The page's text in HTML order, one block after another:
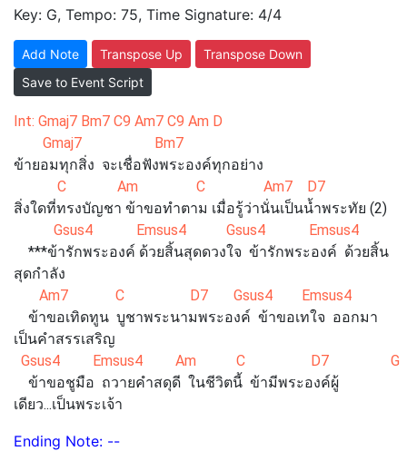
Key: G, Tempo: 75, Time Signature: 4/4
Add Note Transpose Up
Transpose Down
Save to Event Script
Int: Gmaj7 Bm7 C9 Am7 C9 Am D
Gmaj7 Bm7
ข้ายอมทุกสิ่ง จะเชื่อฟังพระองค์ทุกอย่าง
C Am C Am7 D7
สิ่งใดที่ทรงบัญชา ข้าขอทำตาม เมื่อรู้ว่านั่นเป็นน้ำพระทัย (2)
Gsus4 Emsus4 Gsus4 Emsus4
***ข้ารักพระองค์ ด้วยสิ้นสุดดวงใจ ข้ารักพระองค์ ด้วยสิ้น
สุดกำลัง
Am7 C D7 Gsus4 Emsus4
ข้าขอเทิดทูน บูชาพระนามพระองค์ ข้าขอเทใจ ออกมา
เป็นคำสรรเสริญ
Gsus4 Emsus4 Am C D7 G
ข้าขอชูมือ ถวายคำสดุดี ในชีวิตนี้ ข้ามีพระองค์ผู้
เดียว...เป็นพระเจ้า
Ending Note: --